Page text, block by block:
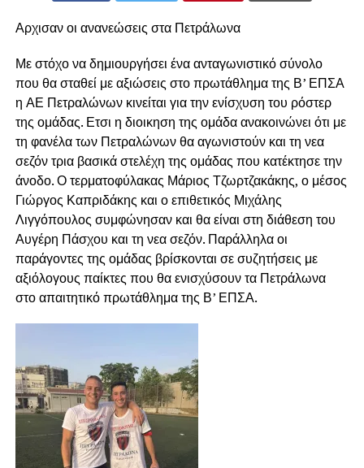
Αρχισαν οι ανανεώσεις στα Πετράλωνα
Με στόχο να δημιουργήσει ένα ανταγωνιστικό σύνολο
που θα σταθεί με αξιώσεις στο πρωτάθλημα της Β’ ΕΠΣΑ
η ΑΕ Πετραλώνων κινείται για την ενίσχυση του ρόστερ
της ομάδας. Ετσι η διοικηση της ομάδα ανακοινώνει ότι με
τη φανέλα των Πετραλώνων θα αγωνιστούν και τη νεα
σεζόν τρια βασικά στελέχη της ομάδας που κατέκτησε την
άνοδο. Ο τερματοφύλακας Μάριος Τζωρτζακάκης, ο μέσος
Γιώργος Καπριδάκης και ο επιθετικός Μιχάλης
Λιγγόπουλος συμφώνησαν και θα είναι στη διάθεση του
Αυγέρη Πάσχου και τη νεα σεζόν. Παράλληλα οι
παράγοντες της ομάδας βρίσκονται σε συζητήσεις με
αξιόλογους παίκτες που θα ενισχύσουν τα Πετράλωνα
στο απαιτητικό πρωτάθλημα της Β’ ΕΠΣΑ.